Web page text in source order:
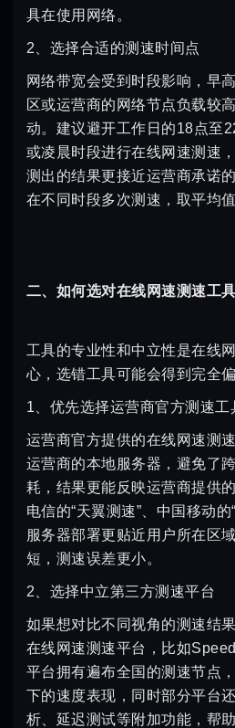
具在使用网络。
2、选择合适的测速时间点
网络带宽会受到时段影响，早
区或运营商的网络节点负载较
动。建议避开工作日的18点至
或凌晨时段进行在线网速测速
测出的结果更接近运营商承诺
在不同时段多次测速，取平均值
二、如何选对在线网速测速工
工具的专业性和中立性是在线
心，选错工具可能会得到完全
1、优先选择运营商官方测速工
运营商官方提供的在线网速测
运营商的本地服务器，避免了
耗，结果更能反映运营商提供
电信的“天翼测速”、中国移动
服务器部署更贴近用户所在区
短，测速误差更小。
2、选择中立第三方测速平台
如果想对比不同视角的测速结
在线网速测速平台，比如
平台拥有遍布全国的测速节点
下的速度表现，同时部分平台
析、延迟测试等附加功能，帮